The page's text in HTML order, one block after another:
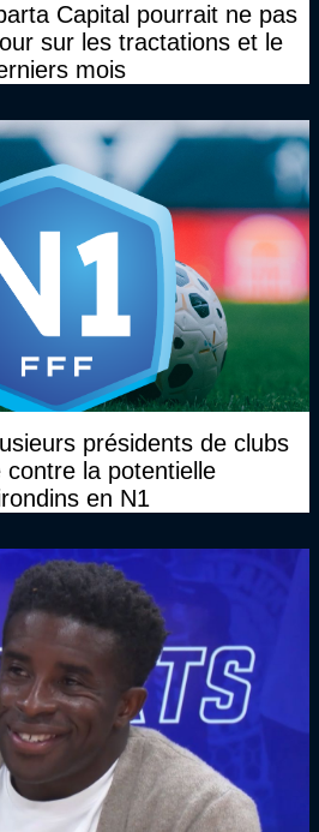
Capital pourrait ne pas
sur les tractations et le
mois
présidents de clubs
la potentielle
en N1